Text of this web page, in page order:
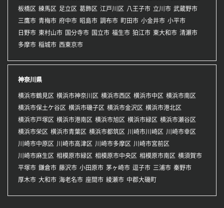
板橋区 練馬区 足立区 葛飾区 江戸川区 八王子市 立川市 武蔵野市
三鷹市 青梅市 府中市 昭島市 調布市 町田市 小金井市 小平市
日野市 東村山市 国分寺市 国立市 福生市 狛江市 東大和市 清瀬市
多摩市 稲城市 西東京市
神奈川県
横浜市鶴見区 横浜市神奈川区 横浜市西区 横浜市中区 横浜市南区
横浜市保土ケ谷区 横浜市磯子区 横浜市金沢区 横浜市港北区
横浜市戸塚区 横浜市港南区 横浜市旭区 横浜市緑区 横浜市瀬谷区
横浜市栄区 横浜市青葉区 横浜市都筑区 川崎市川崎区 川崎市幸区
川崎市中原区 川崎市高津区 川崎市多摩区 川崎市宮前区
川崎市麻生区 相模原市緑区 相模原市中央区 相模原市南区 横須賀市
平塚市 鎌倉市 藤沢市 小田原市 茅ヶ崎市 逗子市 三浦市 秦野市
厚木市 大和市 海老名市 座間市 綾瀬市 中郡大磯町